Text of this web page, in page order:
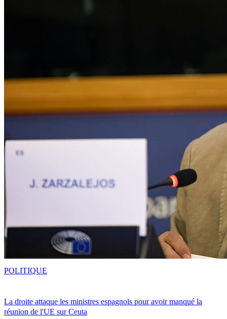
La droite attaque les ministres espagnols pour avoir manqué la
réunion de l'UE sur Ceuta
POLITIQUE